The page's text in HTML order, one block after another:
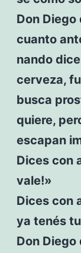
Don
cuanto
nando
cerveza,
busca
quiere,
escapan
Dices con
vale!»
Dices con
ya tenés
Don